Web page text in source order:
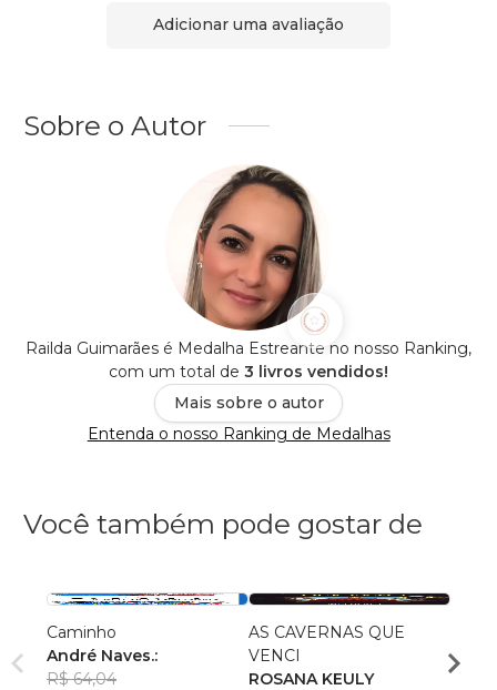
Adicionar uma avaliação
Sobre o Autor
Railda Guimarães é Medalha Estreante no nosso Ranking,
com um total de 3 livros vendidos!
Mais sobre o autor
Entenda o nosso Ranking de Medalhas
Você também pode gostar de
Caminho
André Naves.:
R$ 64,04
AS CAVERNAS QUE
VENCI
ROSANA KEULY
Chris
R$